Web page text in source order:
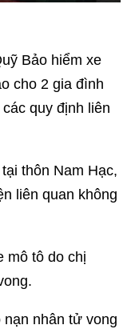
Bảo hiểm xe
cho 2 gia đình
quy định liên
thôn Nam Hạc,
liên quan không
mô tô do chị
nhân tử vong